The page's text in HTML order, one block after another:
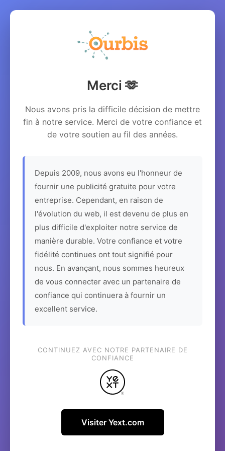
Merci 🫶
Nous avons pris la difficile décision de mettre
fin à notre service. Merci de votre confiance et
de votre soutien au fil des années.
Depuis 2009, nous avons eu l'honneur de
fournir une publicité gratuite pour votre
entreprise. Cependant, en raison de
l'évolution du web, il est devenu de plus en
plus difficile d'exploiter notre service de
manière durable. Votre confiance et votre
fidélité continues ont tout signifié pour
nous. En avançant, nous sommes heureux
de vous connecter avec un partenaire de
confiance qui continuera à fournir un
excellent service.
CONTINUEZ AVEC NOTRE PARTENAIRE DE
CONFIANCE
Visiter Yext.com